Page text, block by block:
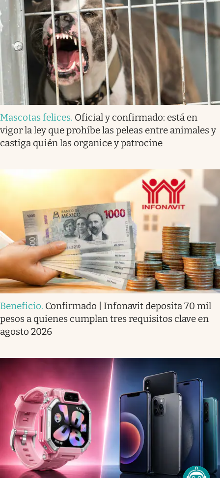
Mascotas felices. Oficial y confirmado: está en
vigor la ley que prohíbe las peleas entre animales y
castiga quién las organice y patrocine
Beneficio. Confirmado | Infonavit deposita 70 mil
pesos a quienes cumplan tres requisitos clave en
agosto 2026